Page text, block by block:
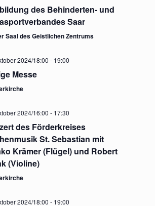
des Behinderten- und
Saar
Saal des Geistlichen Zentrums
2024/18:00 - 19:00
Messe
2024/16:00 - 17:30
des Förderkreises
St. Sebastian mit
Krämer (Flügel) und Robert
(Violine)
2024/18:00 - 19:00